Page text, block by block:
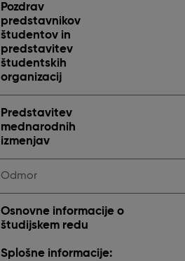
Pozdrav
predstavnikov
študentov in
predstavitev
študentskih
organizacij
Predstavitev
mednarodnih
izmenjav
Odmor
Osnovne informacije o
študijskem redu
Splošne informacije: